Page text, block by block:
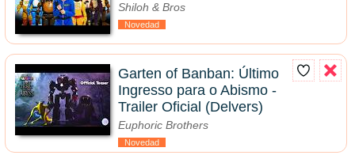
Shiloh & Bros
Novedad
Garten of Banban: Último
Ingresso para o Abismo -
Trailer Oficial (Delvers)
Euphoric Brothers
Novedad